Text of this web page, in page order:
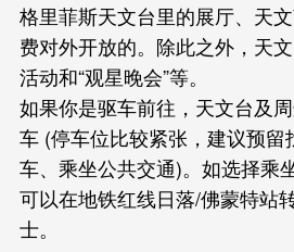
格里菲斯天文台里的展厅、天
费对外开放的。除此之外，天
活动和“观星晚会”等。
如果你是驱车前往，天文台及
车 (停车位比较紧张，建议预
车、乘坐公共交通)。如选择乘
可以在地铁红线日落/佛蒙特站
士。